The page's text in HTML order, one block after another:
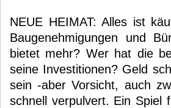
NEUE HEIMAT: Alles ist
Baugenehmigungen und
bietet mehr? Wer hat die
seine Investitionen? Geld
sein -aber Vorsicht, auch
schnell verpulvert. Ein Spiel